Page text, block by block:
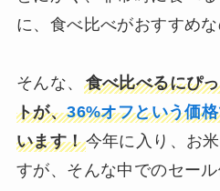
に、食べ比べがおすすめな
そんな、 食べ比べるにぴ
トが、36%オフという価
います！今年に入り、お
すが、そんな中でのセール